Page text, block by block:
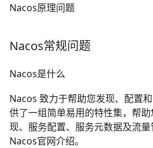
Nacos原理问题
Nacos常规问题
Nacos是什么
Nacos 致力于帮助您发现、配置
供了一组简单易用的特性集，帮
现、服务配置、服务元数据及流
Nacos官网介绍。